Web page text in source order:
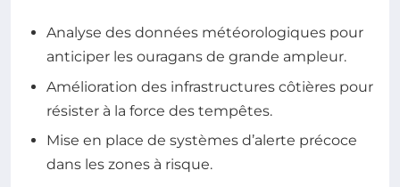
Analyse des données météorologiques pour
anticiper les ouragans de grande ampleur.
Amélioration des infrastructures côtières pour
résister à la force des tempêtes.
Mise en place de systèmes d’alerte précoce
dans les zones à risque.